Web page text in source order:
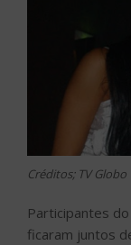
Créditos; TV Globo
Participantes
ficaram juntos